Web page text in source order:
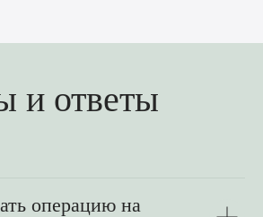
и ответы
операцию на